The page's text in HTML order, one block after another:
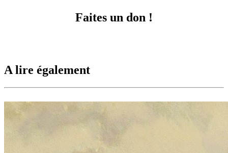
Faites un don !
A lire également